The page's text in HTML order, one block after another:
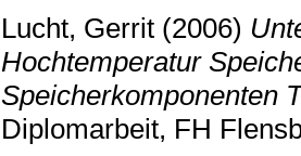
Lucht, Gerrit (2006)
Hochtemperatur
Speicherkomponenten
Diplomarbeit, FH